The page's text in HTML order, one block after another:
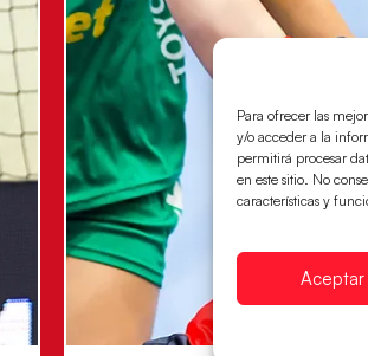
Para ofrecer las
y/o acceder a la
permitirá procesar
en este sitio. No
características y
Aceptar